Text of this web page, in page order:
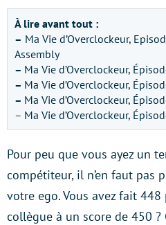
À lire avant tout :
– Ma Vie d’Overclockeur,
Assembly
– Ma Vie d’Overclockeur,
– Ma Vie d’Overclockeur,
– Ma Vie d’Overclockeur,
– Ma Vie d’Overclockeur,
Pour peu que vous ayez un
compétiteur, il n’en faut pas
votre ego. Vous avez fait
collègue à un score de 450 ?